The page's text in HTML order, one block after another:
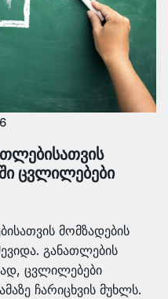
ცვლილებები
მომზადების
განათლების
ცვლილებები
ჩარიცხვის მუხლს.